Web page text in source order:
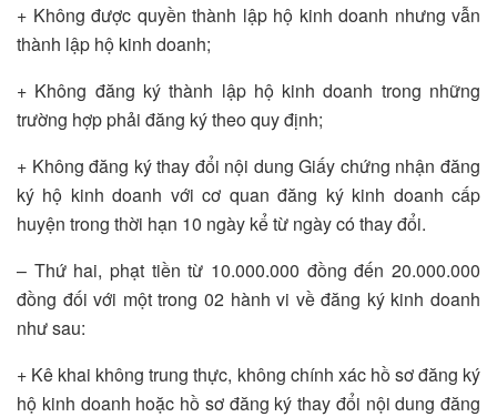
+ Không được quyền thành lập hộ kinh doanh nhưng vẫn
thành lập hộ kinh doanh;
+ Không đăng ký thành lập hộ kinh doanh trong những
trường hợp phải đăng ký theo quy định;
+ Không đăng ký thay đổi nội dung Giấy chứng nhận đăng
ký hộ kinh doanh với cơ quan đăng ký kinh doanh cấp
huyện trong thời hạn 10 ngày kể từ ngày có thay đổi.
– Thứ hai, phạt tiền từ 10.000.000 đồng đến 20.000.000
đồng đối với một trong 02 hành vi về đăng ký kinh doanh
như sau:
+ Kê khai không trung thực, không chính xác hồ sơ đăng ký
hộ kinh doanh hoặc hồ sơ đăng ký thay đổi nội dung đăng